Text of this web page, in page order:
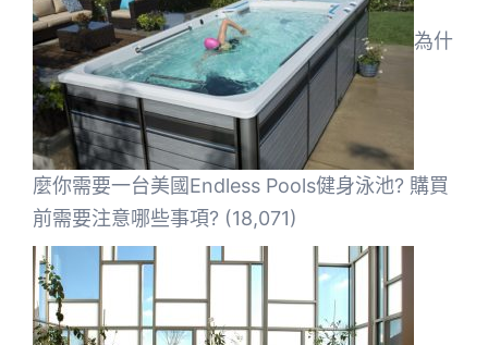
為什
麼你需要一台美國Endless Pools健身泳池? 購買
前需要注意哪些事項? (18,071)